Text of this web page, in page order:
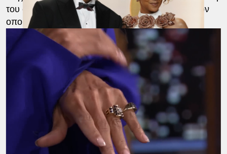
του φίλου της, Βαν Χαντ, να την παντρευτεί, με τον
οποίο είναι μαζί 6 χρόνια.